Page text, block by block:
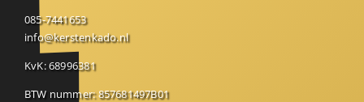
085-7441653
info@kerstenkado.nl
KvK: 68996381
BTW nummer: 857681497B01